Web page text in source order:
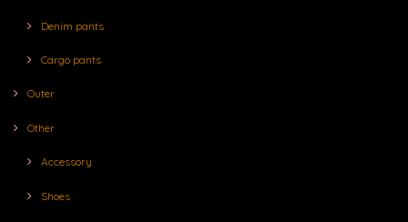
Denim pants
Cargo pants
Outer
Other
Accessory
Shoes